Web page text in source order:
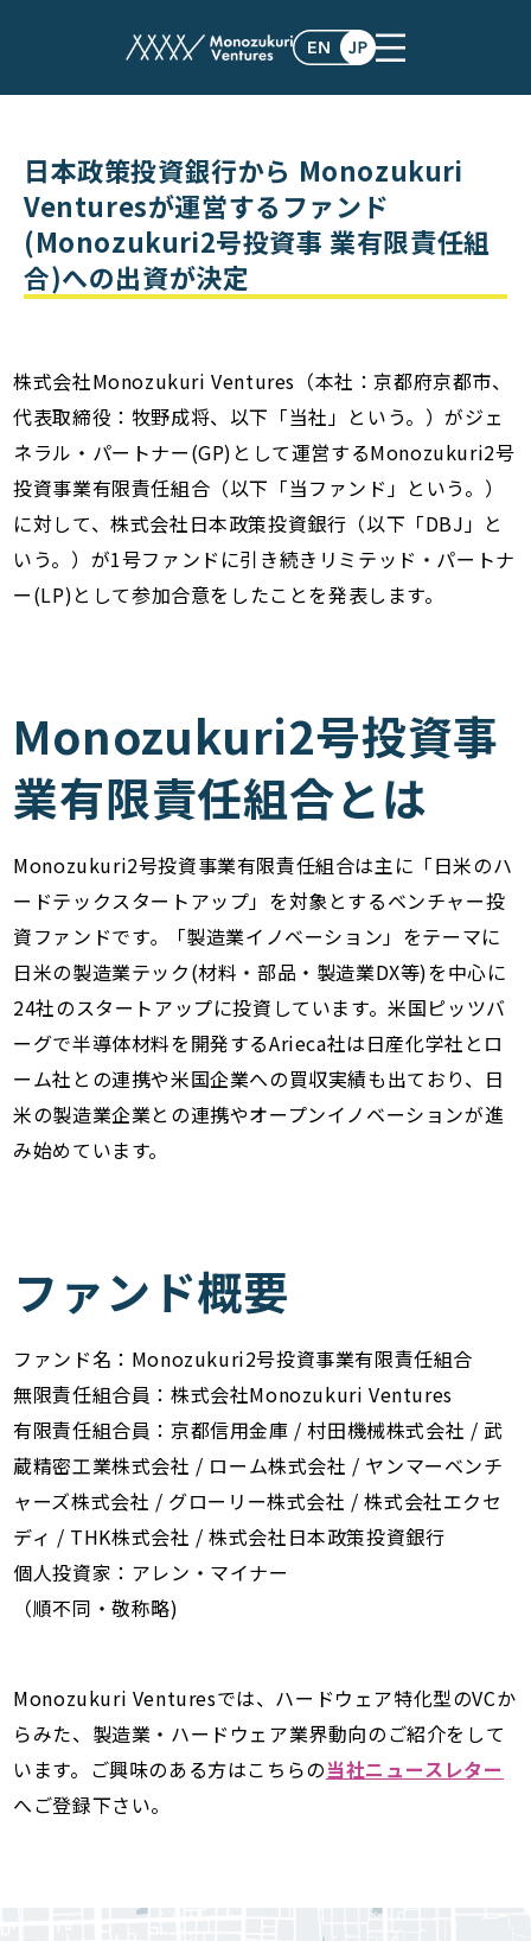
post
日本政策投資銀行から Monozukuri
Venturesが運営するファンド
(Monozukuri2号投資事 業有限責任組
合)への出資が決定
株式会社Monozukuri Ventures（本社：京都府京都市、
代表取締役：牧野成将、以下「当社」という。）がジェ
ネラル・パートナー(GP)として運営するMonozukuri2号
投資事業有限責任組合（以下「当ファンド」という。）
に対して、株式会社日本政策投資銀行（以下「DBJ」と
いう。）が1号ファンドに引き続きリミテッド・パートナ
ー(LP)として参加合意をしたことを発表します。
Monozukuri2号投資事
業有限責任組合とは
Monozukuri2号投資事業有限責任組合は主に「日米のハ
ードテックスタートアップ」を対象とするベンチャー投
資ファンドです｡ 「製造業イノベーション」をテーマに
日米の製造業テック(材料・部品・製造業DX等)を中心に
24社のスタートアップに投資しています。米国ピッツバ
ーグで半導体材料を開発するArieca社は日産化学社とロ
ーム社との連携や米国企業への買収実績も出ており、日
米の製造業企業との連携やオープンイノベーションが進
み始めています。
ファンド概要
ファンド名：Monozukuri2号投資事業有限責任組合
無限責任組合員：株式会社Monozukuri Ventures
有限責任組合員：京都信⽤⾦庫 / 村⽥機械株式会社 / 武
蔵精密⼯業株式会社 / ローム株式会社 / ヤンマーベンチ
ャーズ株式会社 / グローリー株式会社 / 株式会社エクセ
ディ / THK株式会社 / 株式会社日本政策投資銀行
個人投資家：アレン・マイナー
（順不同・敬称略)
Monozukuri Venturesでは、ハードウェア特化型のVCか
らみた、製造業・ハードウェア業界動向のご紹介をして
います。ご興味のある方はこちらの当社ニュースレター
へご登録下さい。